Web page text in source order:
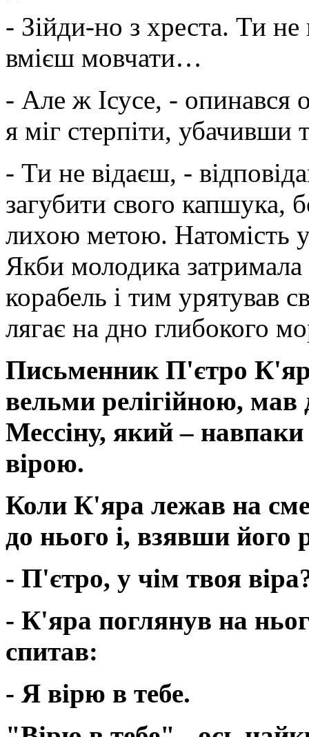
- Зійди-но з хреста. Ти
вмієш мовчати…
- Але ж Ісусе, - опинався
я міг стерпіти, убачивши
- Ти не відаєш, -
загубити свого капшука,
лихою метою. Натомість
Якби молодика
корабель і тим урятував
лягає на дно глибокого
Письменник П'єтро
вельми релігійною,
Мессіну, який –
вірою.
Коли К'яра лежав на
до нього і, взявши його
- П'єтро, у чім твоя
- К'яра поглянув на
спитав:
- Я вірю в тебе.